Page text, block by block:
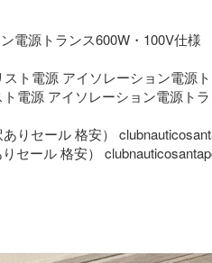
電源トランス600W・100V仕様
電源 アイソレーション電源ト
セール 格安）